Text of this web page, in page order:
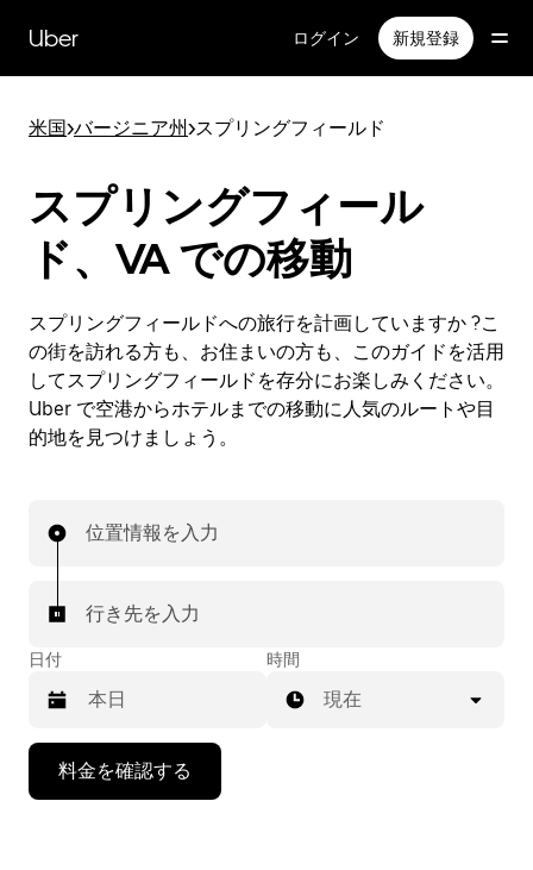
Uber ログイン 新規登録
米国>バージニア州>スプリングフィールド
スプリングフィール
ド、VA での移動
スプリングフィールドへの旅行を計画していますか ?こ
の街を訪れる方も、お住まいの方も、このガイドを活用
してスプリングフィールドを存分にお楽しみください。
Uber で空港からホテルまでの移動に人気のルートや目
的地を見つけましょう。
位置情報を入力
行き先を入力
日付 時間
現在
料金を確認する